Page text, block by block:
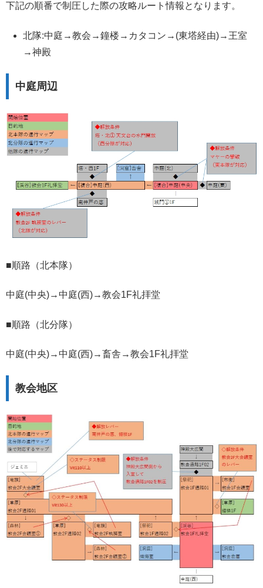
下記の順番で制圧した際の攻略ルート情報となります。
北隊:中庭→教会→鐘楼→カタコン→(東塔経由)→王室
→神殿
中庭周辺
■順路（北本隊）
中庭(中央)→中庭(西)→教会1F礼拝堂
■順路（北分隊）
中庭(中央)→中庭(西)→畜舎→教会1F礼拝堂
教会地区